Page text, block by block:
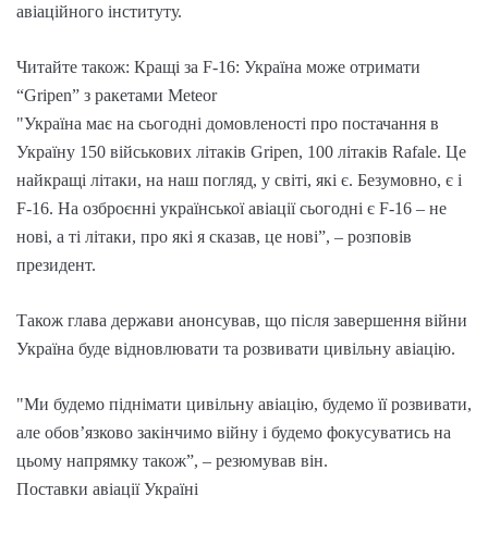
авіаційного інституту.
Читайте також: Кращі за F-16: Україна може отримати
“Gripen” з ракетами Meteor
"Україна має на сьогодні домовленості про постачання в
Україну 150 військових літаків Gripen, 100 літаків Rafale. Це
найкращі літаки, на наш погляд, у світі, які є. Безумовно, є і
F-16. На озброєнні української авіації сьогодні є F-16 – не
нові, а ті літаки, про які я сказав, це нові”, – розповів
президент.
Також глава держави анонсував, що після завершення війни
Україна буде відновлювати та розвивати цивільну авіацію.
"Ми будемо піднімати цивільну авіацію, будемо її розвивати,
але обов’язково закінчимо війну і будемо фокусуватись на
цьому напрямку також”, – резюмував він.
Поставки авіації Україні